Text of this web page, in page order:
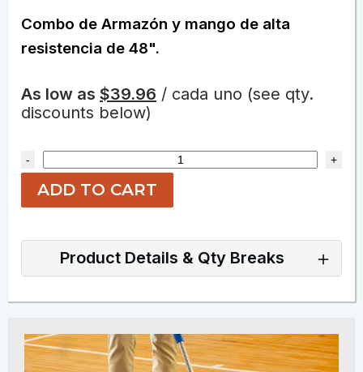
Combo de Armazón y mango de alta
resistencia de 48".
As low as $39.96 / cada uno (see qty.
discounts below)
- +
ADD TO CART
Product Details & Qty Breaks